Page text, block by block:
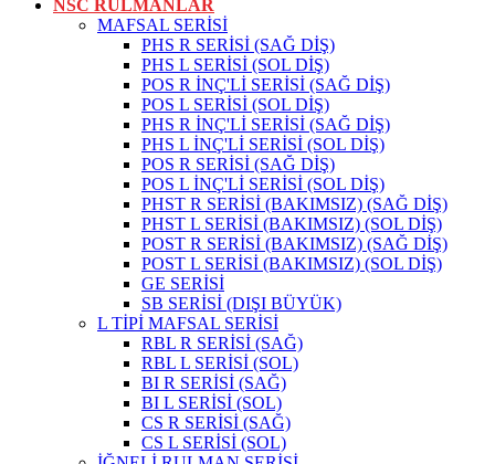
NSC RULMANLAR
MAFSAL SERİSİ
PHS R SERİSİ (SAĞ DİŞ)
PHS L SERİSİ (SOL DİŞ)
POS R İNÇ'Lİ SERİSİ (SAĞ DİŞ)
POS L SERİSİ (SOL DİŞ)
PHS R İNÇ'Lİ SERİSİ (SAĞ DİŞ)
PHS L İNÇ'Lİ SERİSİ (SOL DİŞ)
POS R SERİSİ (SAĞ DİŞ)
POS L İNÇ'Lİ SERİSİ (SOL DİŞ)
PHST R SERİSİ (BAKIMSIZ) (SAĞ DİŞ)
PHST L SERİSİ (BAKIMSIZ) (SOL DİŞ)
POST R SERİSİ (BAKIMSIZ) (SAĞ DİŞ)
POST L SERİSİ (BAKIMSIZ) (SOL DİŞ)
GE SERİSİ
SB SERİSİ (DIŞI BÜYÜK)
L TİPİ MAFSAL SERİSİ
RBL R SERİSİ (SAĞ)
RBL L SERİSİ (SOL)
BI R SERİSİ (SAĞ)
BI L SERİSİ (SOL)
CS R SERİSİ (SAĞ)
CS L SERİSİ (SOL)